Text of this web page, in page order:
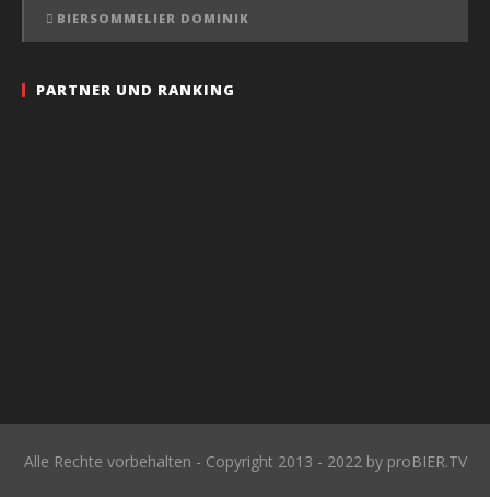
BIERSOMMELIER DOMINIK
PARTNER UND RANKING
Alle Rechte vorbehalten - Copyright 2013 - 2022 by proBIER.TV